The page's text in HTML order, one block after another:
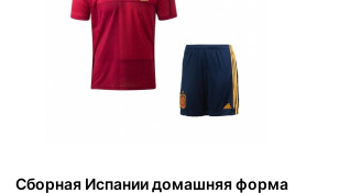
Сборная Испании домашняя форма